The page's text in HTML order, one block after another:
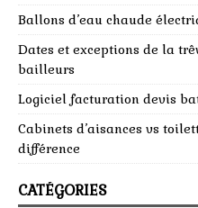
Ballons d’eau chaude
Dates et exceptions de la
bailleurs
Logiciel facturation devis
Cabinets d’aisances vs
différence
CATÉGORIES